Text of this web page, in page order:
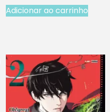
Adicionar ao carrinho